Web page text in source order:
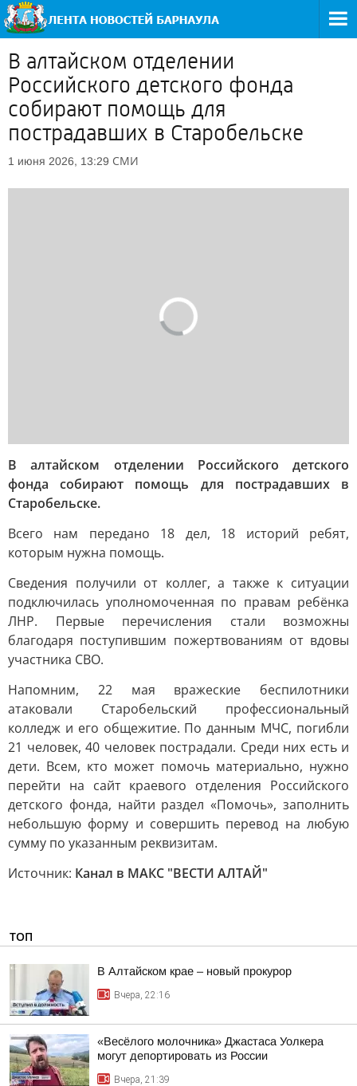
В алтайском отделении
Российского детского фонда
собирают помощь для
пострадавших в Старобельске
1 июня 2026, 13:29 СМИ
В алтайском отделении Российского детского
фонда собирают помощь для пострадавших в
Старобельске.
Всего нам передано 18 дел, 18 историй ребят,
которым нужна помощь.
Сведения получили от коллег, а также к ситуации
подключилась уполномоченная по правам ребёнка
ЛНР. Первые перечисления стали возможны
благодаря поступившим пожертвованиям от вдовы
участника СВО.
Напомним, 22 мая вражеские беспилотники
атаковали Старобельский профессиональный
колледж и его общежитие. По данным МЧС, погибли
21 человек, 40 человек пострадали. Среди них есть и
дети. Всем, кто может помочь материально, нужно
перейти на сайт краевого отделения Российского
детского фонда, найти раздел «Помочь», заполнить
небольшую форму и совершить перевод на любую
сумму по указанным реквизитам.
Источник: Канал в МАКС "ВЕСТИ АЛТАЙ"
ТОП
В Алтайском крае – новый прокурор
Вчера, 22:16
«Весёлого молочника» Джастаса Уолкера
могут депортировать из России
Вчера, 21:39